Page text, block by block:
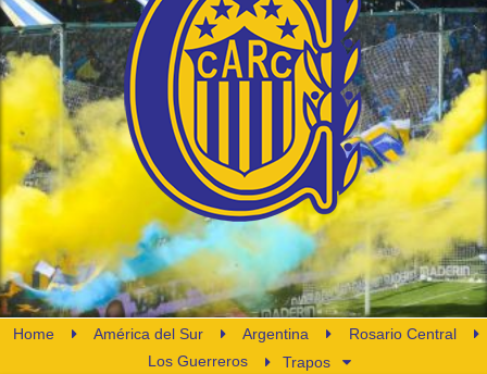
Home América del Sur Argentina
Rosario Central
Los Guerreros
Trapos